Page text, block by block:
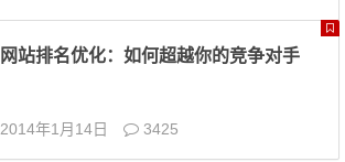
网站排名优化：如何超越你的竞争对手
2014年1月14日 3425